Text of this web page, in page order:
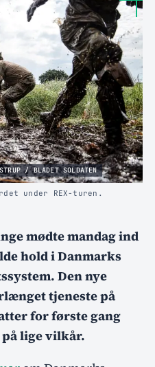
/ BLADET SOLDATEN
under REX-turen.
mødte mandag ind
hold i Danmarks
Den nye
tjeneste på
for første gang
lige vilkår.